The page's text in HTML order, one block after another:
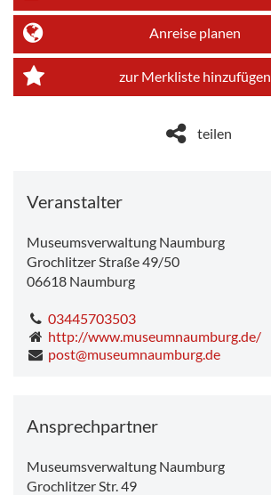
Anreise planen
zur Merkliste hinzufügen
teilen
Veranstalter
Museumsverwaltung Naumburg
Grochlitzer Straße 49/50
06618 Naumburg
03445703503
http://www.museumnaumburg.de/
post@museumnaumburg.de
Ansprechpartner
Museumsverwaltung Naumburg
Grochlitzer Str. 49